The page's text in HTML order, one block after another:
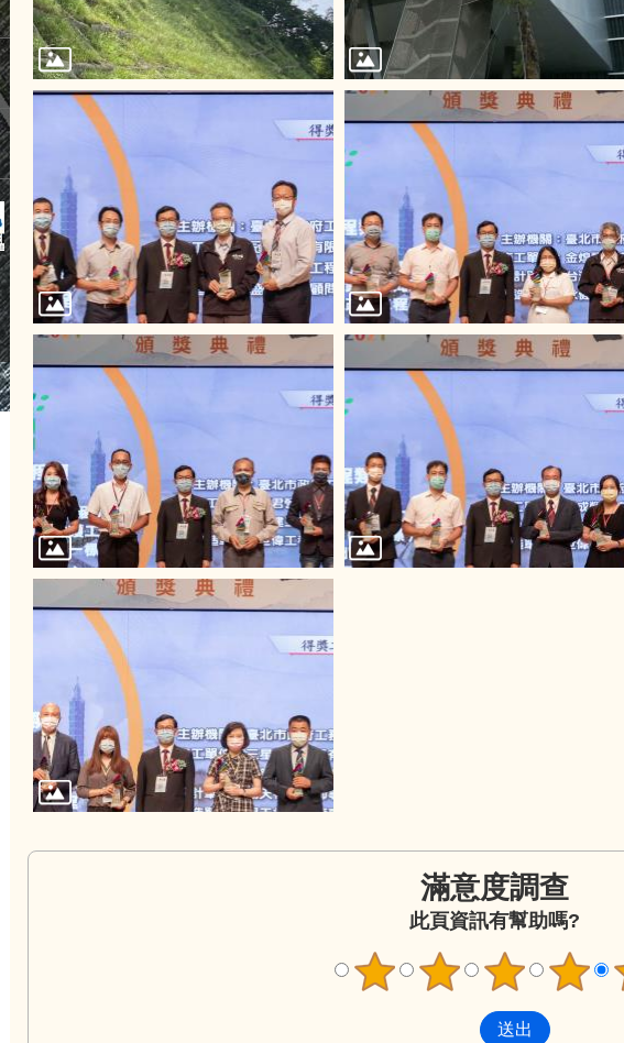
滿意度調查
此頁資訊有幫助嗎?